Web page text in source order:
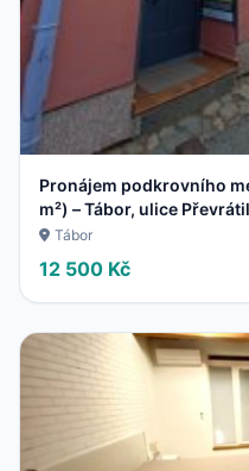
Pronájem podkrovního
m²) – Tábor, ulice
Tábor
12 500 Kč